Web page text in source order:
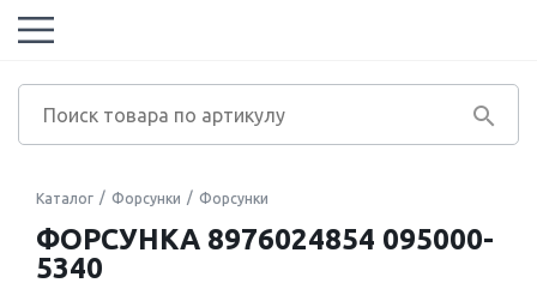
Каталог Форсунки Форсунки
ФОРСУНКА 8976024854 095000-
5340